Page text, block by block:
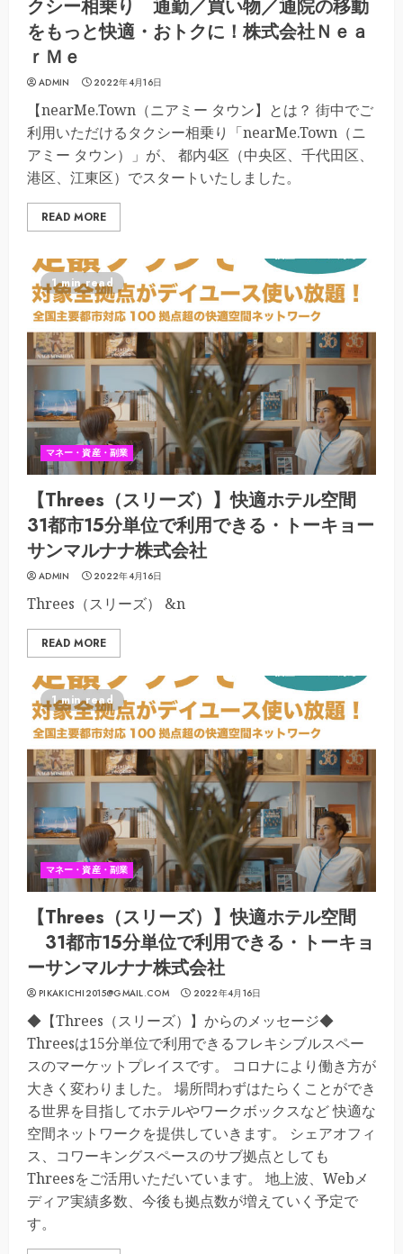
クシー相乗り 通勤／買い物／通院の移動
をもっと快適・おトクに！株式会社Ｎｅａ
ｒＭｅ
ADMIN 2022年4月16日
【nearMe.Town（ニアミー タウン】とは？ 街中でご
利用いただけるタクシー相乗り「nearMe.Town（ニ
アミー タウン）」が、 都内4区（中央区、千代田区、
港区、江東区）でスタートいたしました。
READ MORE
1 min read
マネー・資産・副業
【Threes（スリーズ）】快適ホテル空間
31都市15分単位で利用できる・トーキョー
サンマルナナ株式会社
ADMIN 2022年4月16日
Threes（スリーズ） &n
READ MORE
1 min read
マネー・資産・副業
【Threes（スリーズ）】快適ホテル空間
31都市15分単位で利用できる・トーキョ
ーサンマルナナ株式会社
PIKAKICHI2015@GMAIL.COM 2022年4月16日
◆【Threes（スリーズ）】からのメッセージ◆
Threesは15分単位で利用できるフレキシブルスペー
スのマーケットプレイスです。 コロナにより働き方が
大きく変わりました。 場所問わずはたらくことができ
る世界を目指してホテルやワークボックスなど 快適な
空間ネットワークを提供していきます。 シェアオフィ
ス、コワーキングスペースのサブ拠点としても
Threesをご活用いただいています。 地上波、Webメ
ディア実績多数、今後も拠点数が増えていく予定で
す。